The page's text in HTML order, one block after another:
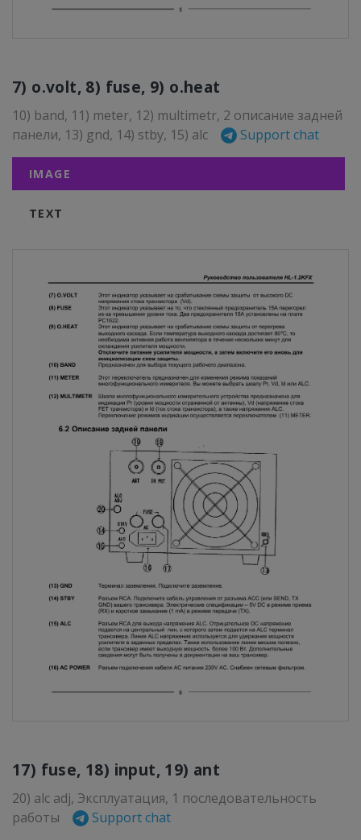
7) o.volt, 8) fuse, 9) o.heat
10) band, 11) meter, 12) multimetr, 2 описание задней
панели, 13) gnd, 14) stby, 15) alc
Support chat
IMAGE
TEXT
17) fuse, 18) input, 19) ant
20) alc adj, Эксплуатация, 1 последовательность
работы
Support chat